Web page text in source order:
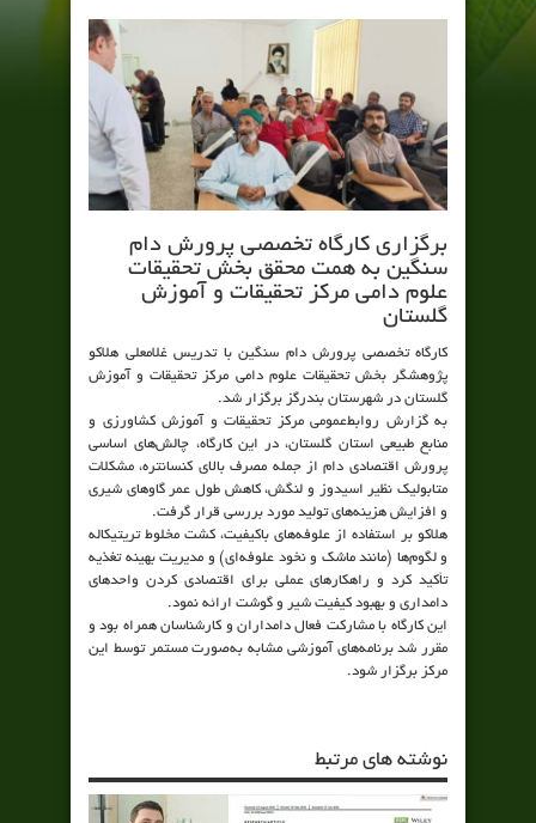
برگزاری کارگاه تخصصی پرورش دام
سنگین به همت محقق بخش تحقیقات
علوم دامی مرکز تحقیقات و آموزش
گلستان
کارگاه تخصصی پرورش دام سنگین با تدریس غلامعلی هلاکو
پژوهشگر بخش تحقیقات علوم دامی مرکز تحقیقات و آموزش
گلستان در شهرستان بندرگز برگزار شد.
به گزارش روابط‌عمومی مرکز تحقیقات و آموزش کشاورزی و
منابع طبیعی استان گلستان، در این کارگاه، چالش‌های اساسی
پرورش اقتصادی دام از جمله مصرف بالای کنسانتره، مشکلات
متابولیک نظیر اسیدوز و لنگش، کاهش طول عمر گاوهای شیری
و افزایش هزینه‌های تولید مورد بررسی قرار گرفت.
هلاکو بر استفاده از علوفه‌های باکیفیت، کشت مخلوط تریتیکاله
و لگوم‌ها (مانند ماشک و نخود علوفه‌ای) و مدیریت بهینه تغذیه
تأکید کرد و راهکارهای عملی برای اقتصادی کردن واحدهای
دامداری و بهبود کیفیت شیر و گوشت ارائه نمود.
این کارگاه با مشارکت فعال دامداران و کارشناسان همراه بود و
مقرر شد برنامه‌های آموزشی مشابه به‌صورت مستمر توسط این
مرکز برگزار شود.
نوشته های مرتبط